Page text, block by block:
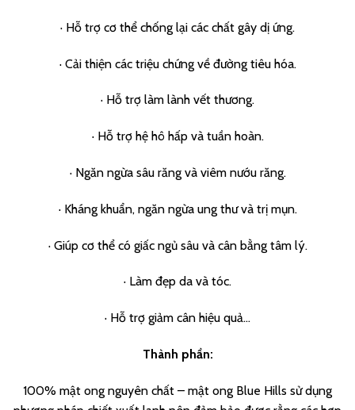
· Hỗ trợ cơ thể chống lại các chất gây dị ứng.
· Cải thiện các triệu chứng về đường tiêu hóa.
· Hỗ trợ làm lành vết thương.
· Hỗ trợ hệ hô hấp và tuần hoàn.
· Ngăn ngừa sâu răng và viêm nướu răng.
· Kháng khuẩn, ngăn ngừa ung thư và trị mụn.
· Giúp cơ thể có giấc ngủ sâu và cân bằng tâm lý.
· Làm đẹp da và tóc.
· Hỗ trợ giảm cân hiệu quả…
Thành phần:
100% mật ong nguyên chất – mật ong Blue Hills sử dụng